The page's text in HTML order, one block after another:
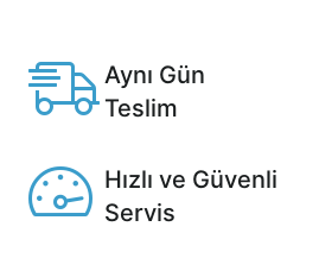
Aynı Gün
Teslim
Hızlı ve Güvenli
Servis